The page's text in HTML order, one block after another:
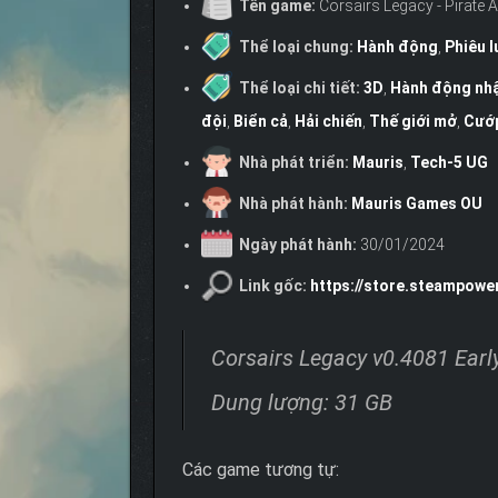
Tên game: Corsairs Legacy - Pirate
Thể loại chung: Hành động Phiêu
Thể loại chi tiết: 3D
Hành động
đội
Biển cả Hải chiến Thế giới mở,
Nhà phát triển: Mauris Tech-5 UG
Nhà phát hành: Mauris Games OU
Ngày phát hành: 30/01/2024
Link gốc: https://
Corsairs Legacy v0.4081
Dung lượng: 31 GB
Các game tương tự: